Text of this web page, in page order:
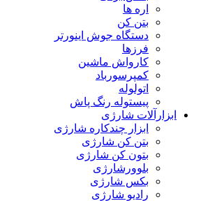
اره ها
بتن کن
دستگاه جوش اینورتر
فرزها
کارواش ماشین
کمپرسورباد
اتولوله
پیستوله رنگ پاش
ابزارآلات شارژی
ابزار چندکاره شارژی
بتن کن شارژی
بتون کن شارژی
بلوورشارژی
بکس شارژی
رادیو شارژی